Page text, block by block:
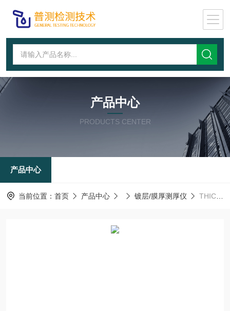
产品中心
PRODUCTS CENTER
产品中心
当前位置： 首页 产品中心 镀层/膜厚测厚仪 THICK800A镀层厚度测试仪